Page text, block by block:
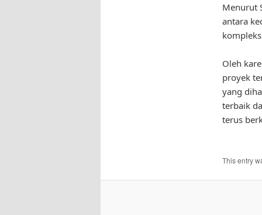
Menurut
antara
Oleh
proyek
yang
terbaik
terus
This entry